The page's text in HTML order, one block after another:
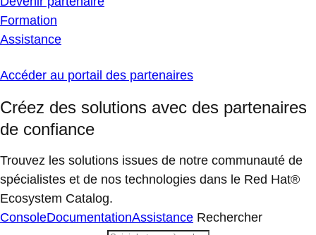
Formation
Assistance
Accéder au portail des partenaires
Créez des solutions avec des partenaires
de confiance
Trouvez les solutions issues de notre communauté de
spécialistes et de nos technologies dans le Red Hat®
Ecosystem Catalog.
ConsoleDocumentationAssistance Rechercher